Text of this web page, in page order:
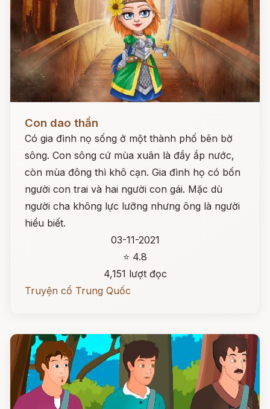
Con dao thần
Có gia đình nọ sống ở một thành phố bên bờ
sông. Con sông cứ mùa xuân là đầy ắp nước,
còn mùa đông thì khô cạn. Gia đình họ có bốn
người con trai và hai người con gái. Mặc dù
người cha không lực lưỡng nhưng ông là người
hiểu biết.
03-11-2021
⭐ 4.8
4,151 lượt đọc
Truyện cổ Trung Quốc